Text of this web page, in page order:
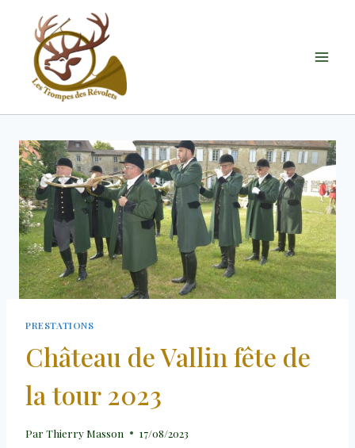
PRESTATIONS
Château de Vallin fête de
la tour 2023
ParThierry Masson 17/08/2023